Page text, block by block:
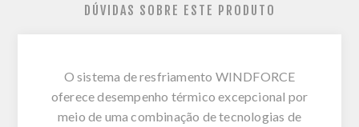
DÚVIDAS SOBRE ESTE PRODUTO
O sistema de resfriamento WINDFORCE
oferece desempenho térmico excepcional por
meio de uma combinação de tecnologias de